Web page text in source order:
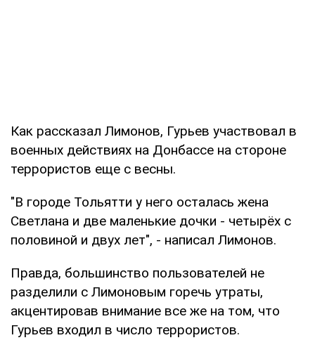
Как рассказал Лимонов, Гурьев участвовал в
военных действиях на Донбассе на стороне
террористов еще с весны.
"В городе Тольятти у него осталась жена
Светлана и две маленькие дочки - четырёх с
половиной и двух лет", - написал Лимонов.
Правда, большинство пользователей не
разделили с Лимоновым горечь утраты,
акцентировав внимание все же на том, что
Гурьев входил в число террористов.